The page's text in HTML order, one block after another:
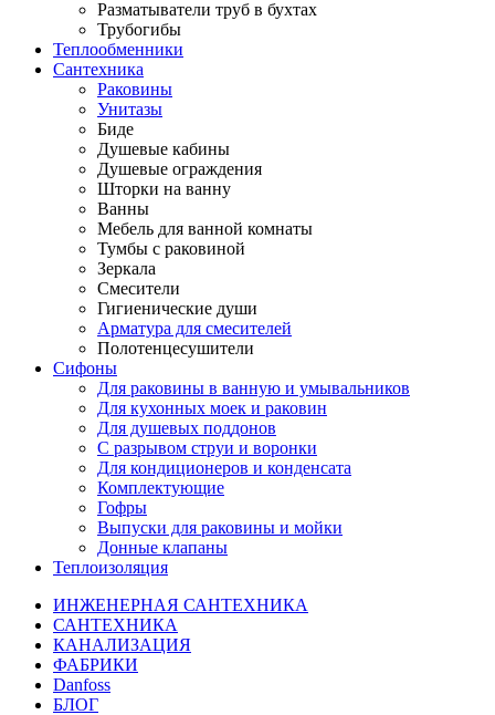
Разматыватели труб в бухтах
Трубогибы
Теплообменники
Сантехника
Раковины
Унитазы
Биде
Душевые кабины
Душевые ограждения
Шторки на ванну
Ванны
Мебель для ванной комнаты
Тумбы с раковиной
Зеркала
Смесители
Гигиенические души
Арматура для смесителей
Полотенцесушители
Сифоны
Для раковины в ванную и умывальников
Для кухонных моек и раковин
Для душевых поддонов
С разрывом струи и воронки
Для кондиционеров и конденсата
Комплектующие
Гофры
Выпуски для раковины и мойки
Донные клапаны
Теплоизоляция
ИНЖЕНЕРНАЯ САНТЕХНИКА
САНТЕХНИКА
КАНАЛИЗАЦИЯ
ФАБРИКИ
Danfoss
БЛОГ